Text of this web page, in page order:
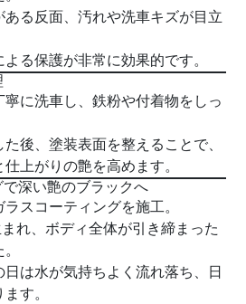
る反面、汚れや洗車キズが目立
る保護が非常に効果的です。
寧に洗車し、鉄粉や付着物をしっ
後、塗装表面を整えることで、
上がりの艶を高めます。
深い艶のブラックへ
ラスコーティングを施工。
れ、ボディ全体が引き締まった
は水が気持ちよく流れ落ち、日
す。